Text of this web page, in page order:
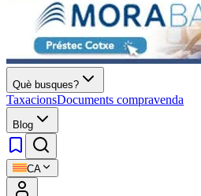
Què busques?
TaxacionsDocuments compravenda
Blog
CA